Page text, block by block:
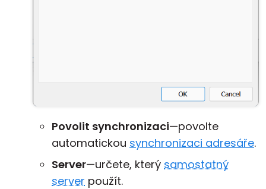
Povolit synchronizaci—povolte
automatickou synchronizaci adresáře.
Server—určete, který samostatný
server použít.